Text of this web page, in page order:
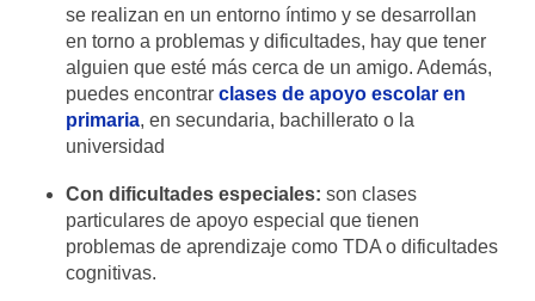
se realizan en un entorno íntimo y se desarrollan
en torno a problemas y dificultades, hay que tener
alguien que esté más cerca de un amigo. Además,
puedes encontrarclases de apoyo escolar en
primaria, en secundaria, bachillerato o la
universidad
Con dificultades especiales: son clases
particulares de apoyo especial que tienen
problemas de aprendizaje como TDA o dificultades
cognitivas.